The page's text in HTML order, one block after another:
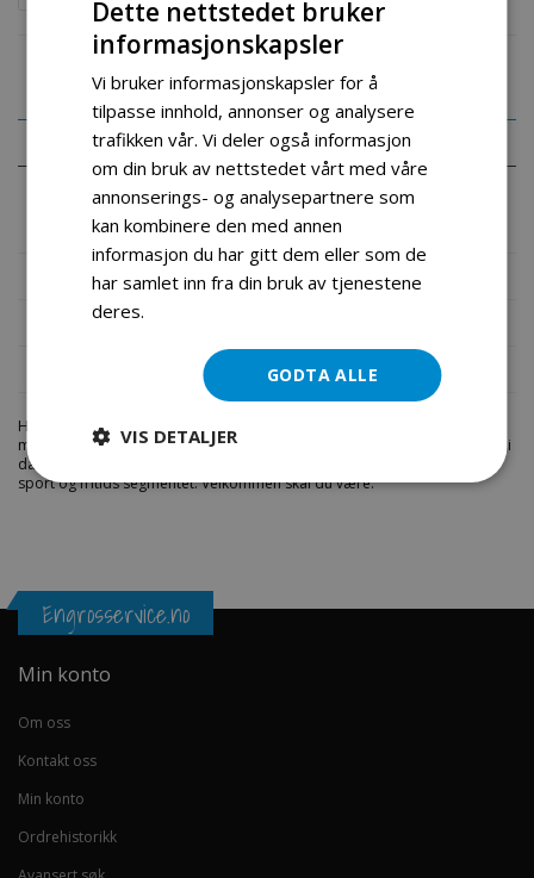
Detaljer
Praktisk hjelm med Led lys for sykling , el-sparkesykkel eller
hoverboard fra Trinx.
Mer informasjon
Produktomtaler
Hos engrosservice.no får du kjøpt
markedets beste priser. Bestill en
i
dag fra Engros Service. Vi har et stort utvalg av produkter innen: Hjem,
sport og fritids segmentet. Velkommen skal du være.
Engrosservice.no
Min konto
Om oss
Kontakt oss
Min konto
Ordrehistorikk
Dette nettstedet bruker
informasjonskapsler
Vi bruker informasjonskapsler for å
tilpasse innhold, annonser og analysere
trafikken vår. Vi deler også informasjon
om din bruk av nettstedet vårt med våre
annonserings- og analysepartnere som
kan kombinere den med annen
informasjon du har gitt dem eller som de
har samlet inn fra din bruk av tjenestene
deres.
GODTA ALLE
VIS DETALJER